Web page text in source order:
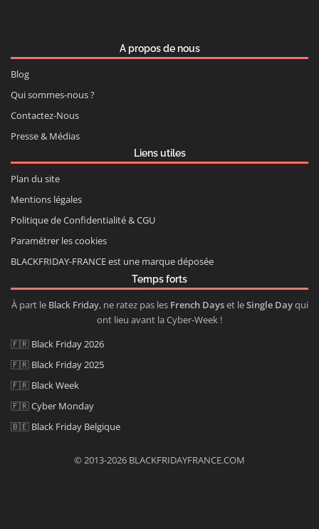
A propos de nous
Blog
Qui sommes-nous ?
Contactez-Nous
Presse & Médias
Liens utiles
Plan du site
Mentions légales
Politique de Confidentialité & CGU
Paramétrer les cookies
BLACKFRIDAY-FRANCE est une marque déposée
Temps forts
À part le Black Friday, ne ratez pas les French Dayset leSingle Dayqui
ont lieu avant la Cyber-Week !
🇫🇷 Black Friday 2026
🇫🇷 Black Friday 2025
🇫🇷 Black Week
🇫🇷Cyber Monday
🇧🇪 Black Friday Belgique
© 2013-2026 BLACKFRIDAYFRANCE.COM